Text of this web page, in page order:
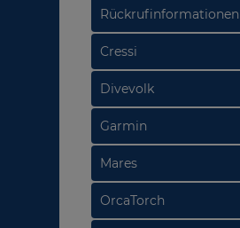
Rückrufinformationen
Cressi
Divevolk
Garmin
Mares
OrcaTorch